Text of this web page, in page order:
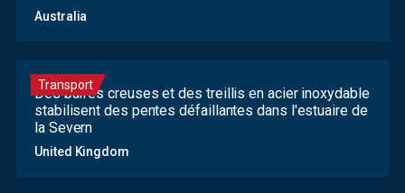
Australia
Transport
Des barres creuses et des treillis en acier inoxydable
stabilisent des pentes défaillantes dans l'estuaire de
la Severn
United Kingdom